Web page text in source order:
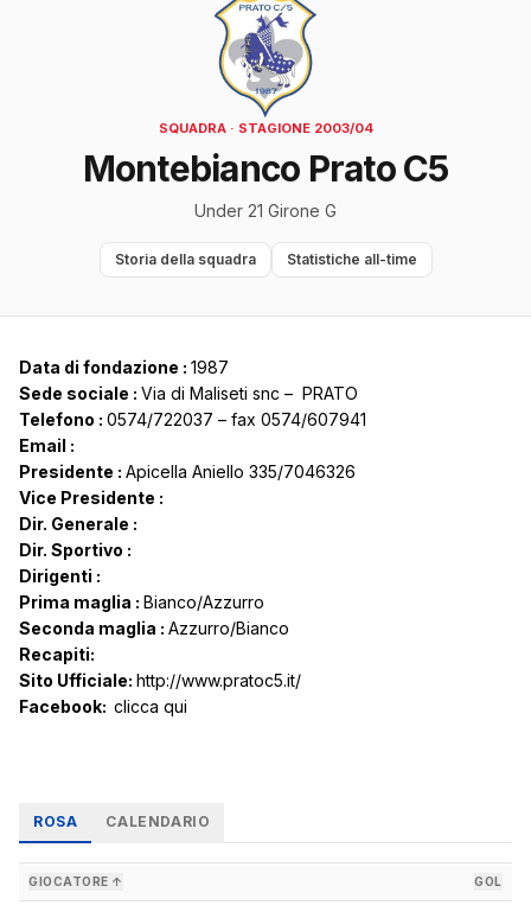
SQUADRA · STAGIONE 2003/04
Montebianco Prato C5
Under 21 Girone G
Storia della squadra Statistiche all-time
Data di fondazione : 1987
Sede sociale : Via di Maliseti snc – PRATO
Telefono : 0574/722037 – fax 0574/607941
Email :
Presidente : Apicella Aniello 335/7046326
Vice Presidente :
Dir. Generale :
Dir. Sportivo :
Dirigenti :
Prima maglia : Bianco/Azzurro
Seconda maglia : Azzurro/Bianco
Recapiti:
Sito Ufficiale: http://www.pratoc5.it/
Facebook: clicca qui
ROSA CALENDARIO
GIOCATORE ↑ GOL